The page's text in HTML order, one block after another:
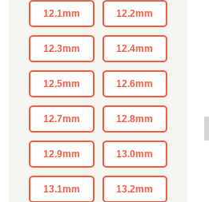
12.1mm 12.2mm
12.3mm 12.4mm
12.5mm 12.6mm
12.7mm 12.8mm
12.9mm 13.0mm
13.1mm 13.2mm